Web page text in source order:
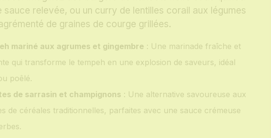
sauce relevée, ou un curry de lentilles corail aux légumes
de graines de courge grillées.
mariné aux agrumes et gingembre : Une marinade fraîche et
qui transforme le tempeh en une explosion de saveurs, idéal
poêlé.
de sarrasin et champignons : Une alternative savoureuse aux
de céréales traditionnelles, parfaites avec une sauce crémeuse